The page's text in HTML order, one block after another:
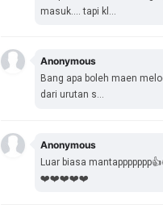
masuk.... tapi kl...
Anonymous
Bang apa boleh maen
dari urutan s...
Anonymous
Luar biasa
❤️❤️❤️❤️❤️